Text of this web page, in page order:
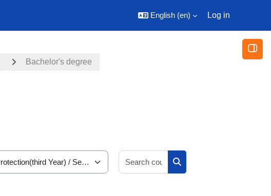
English ‎(en)‎ Log in
Bachelor's degree
Search courses